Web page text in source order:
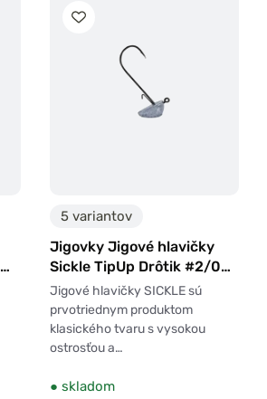
5 variantov
Jigovky Jigové hlavičky
Sickle TipUp Drôtik #2/0
5ks
Jigové hlavičky SICKLE sú
prvotriednym produktom
klasického tvaru s vysokou
ostrosťou a…
● skladom